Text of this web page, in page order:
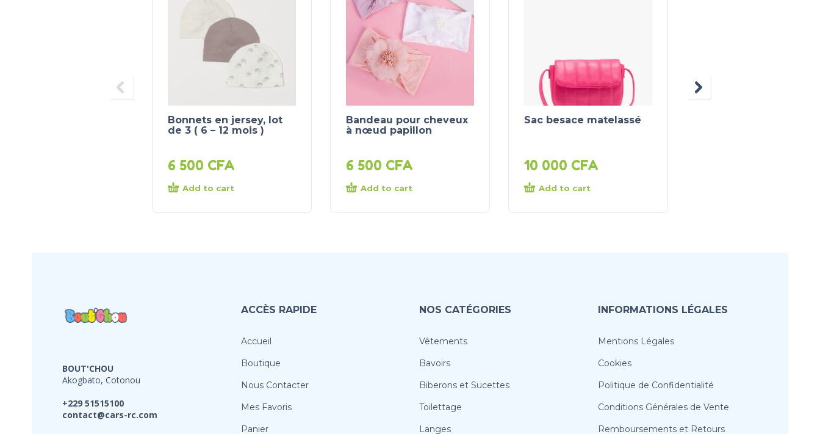
Bonnets en jersey, lot
de 3 ( 6 – 12 mois )
6 500 CFA
Add to cart
Bandeau pour cheveux
à nœud papillon
6 500 CFA
Add to cart
Sac besace matelassé
10 000 CFA
Add to cart
BOUT'CHOU
Akogbato, Cotonou
+229 51515100
contact@cars-rc.com
ACCÈS RAPIDE
Accueil
Boutique
Nous Contacter
Mes Favoris
Panier
NOS CATÉGORIES
Vêtements
Bavoirs
Biberons et Sucettes
Toilettage
Langes
INFORMATIONS LÉGALES
Mentions Légales
Cookies
Politique de Confidentialité
Conditions Générales de Vente
Remboursements et Retours